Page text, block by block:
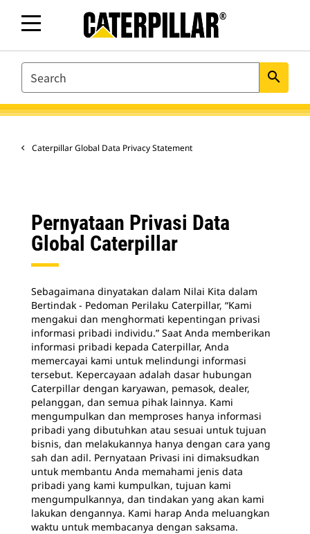
SEARCH search
Caterpillar Global Data Privacy Statement
Pernyataan Privasi Data
Global Caterpillar
Sebagaimana dinyatakan dalam Nilai Kita dalam
Bertindak - Pedoman Perilaku Caterpillar, “Kami
mengakui dan menghormati kepentingan privasi
informasi pribadi individu.” Saat Anda memberikan
informasi pribadi kepada Caterpillar, Anda
memercayai kami untuk melindungi informasi
tersebut. Kepercayaan adalah dasar hubungan
Caterpillar dengan karyawan, pemasok, dealer,
pelanggan, dan semua pihak lainnya. Kami
mengumpulkan dan memproses hanya informasi
pribadi yang dibutuhkan atau sesuai untuk tujuan
bisnis, dan melakukannya hanya dengan cara yang
sah dan adil. Pernyataan Privasi ini dimaksudkan
untuk membantu Anda memahami jenis data
pribadi yang kami kumpulkan, tujuan kami
mengumpulkannya, dan tindakan yang akan kami
lakukan dengannya. Kami harap Anda meluangkan
waktu untuk membacanya dengan saksama.